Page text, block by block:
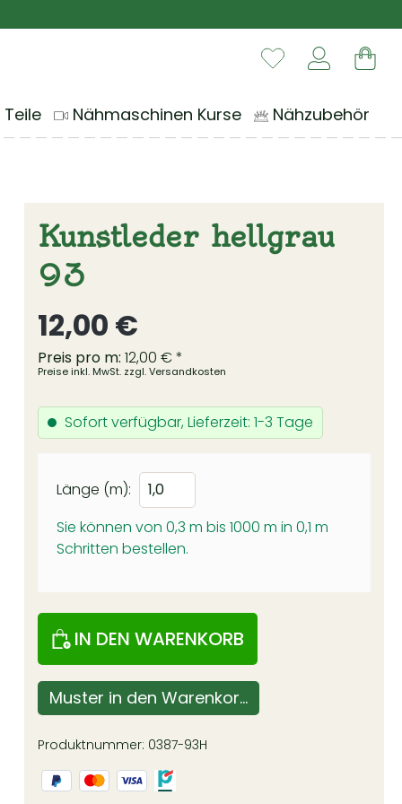
Du hast 0
Nähmaschinen Kurse Nähzubehör
Kunstleder hellgrau
93
Regulärer Preis:
12,00 €
Preis pro m: 12,00 € *
Preise inkl. MwSt. zzgl. Versandkosten
Sofort verfügbar, Lieferzeit: 1-3 Tage
Länge (m):
Sie können von 0,3 m bis 1000 m in 0,1 m
Schritten bestellen.
IN DEN WARENKORB
Muster in den Warenkorb
Produktnummer: 0387-93H